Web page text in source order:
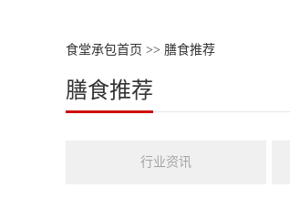
食堂承包首页 >> 膳食推荐
膳食推荐
行业资讯